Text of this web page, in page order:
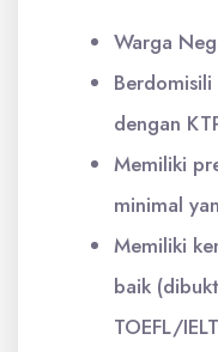
Warga
dengan
Memiliki
minimal
Memiliki
baik
TOEFL/